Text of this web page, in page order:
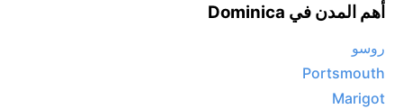
أهم المدن في Dominica
روسو
Portsmouth
Marigot